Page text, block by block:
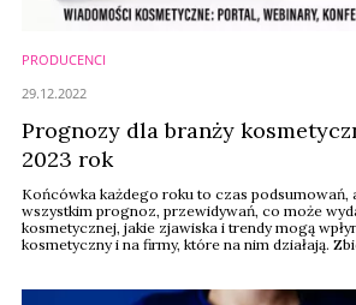
PRODUCENCI
Prognozy dla branży
2023 rok
Końcówka każdego roku to czas podsumowań,
wszystkim prognoz, przewidywań, co może
kosmetycznej, jakie zjawiska i trendy mogą
kosmetyczny i na firmy, które na nim działają.
jednym miejscu i jako e-wydanie ...
29.12.2022